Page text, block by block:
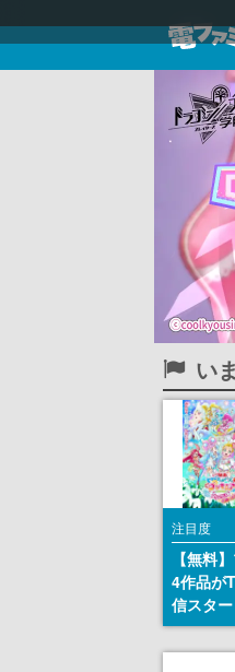
い
注目度
【無料
4作品が
信スタ
年～
べてが